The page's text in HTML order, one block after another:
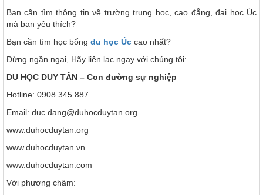
Bạn cần tìm thông tin về trường trung học, cao đẳng, đại học Úc
mà bạn yêu thích?
Bạn cần tìm học bổng du học Úc cao nhất?
Đừng ngần ngại, Hãy liên lạc ngay với chúng tôi:
DU HỌC DUY TÂN – Con đường sự nghiệp
Hotline: 0908 345 887
Email: duc.dang@duhocduytan.org
www.duhocduytan.org
www.duhocduytan.vn
www.duhocduytan.com
Với phương châm: